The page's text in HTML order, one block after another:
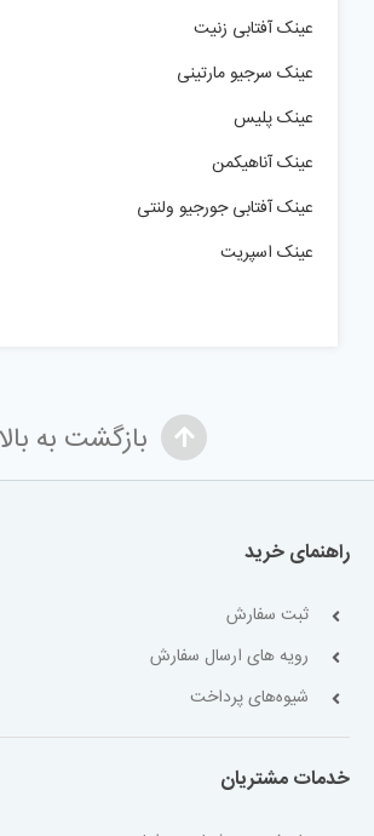
عینک آفتابی زنیت
عینک سرجیو مارتینی
عینک پلیس
عینک آناهیکمن
عینک آفتابی جورجیو ولنتی
عینک اسپریت
بازگشت به بالا
راهنمای خرید
ثبت سفارش
رویه های ارسال سفارش
شیوه‌های پرداخت
خدمات مشتریان